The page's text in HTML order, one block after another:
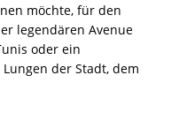
möchte, für den
legendären Avenue
oder ein
der Stadt, dem